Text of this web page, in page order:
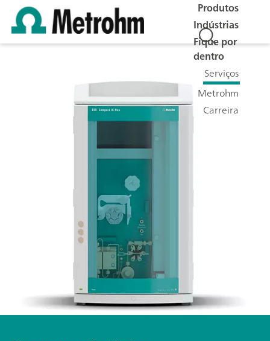
Produtos
Indústrias
Fique por
dentro
Serviços
Metrohm
Carreira